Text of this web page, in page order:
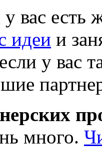
вас есть
идеи и
у вас
много.